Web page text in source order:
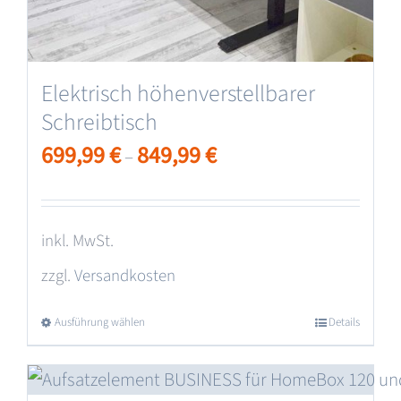
gewählt
werden
Elektrisch höhenverstellbarer
Schreibtisch
699,99€– 849,99€
inkl. MwSt.
zzgl.Versandkosten
Ausführung wählen
Produkt
weist
Details